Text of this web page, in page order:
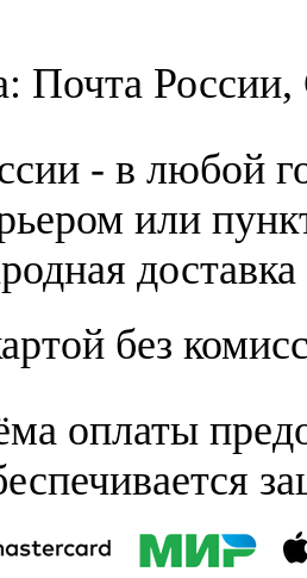
Почта
- в любой
или
без
оплаты